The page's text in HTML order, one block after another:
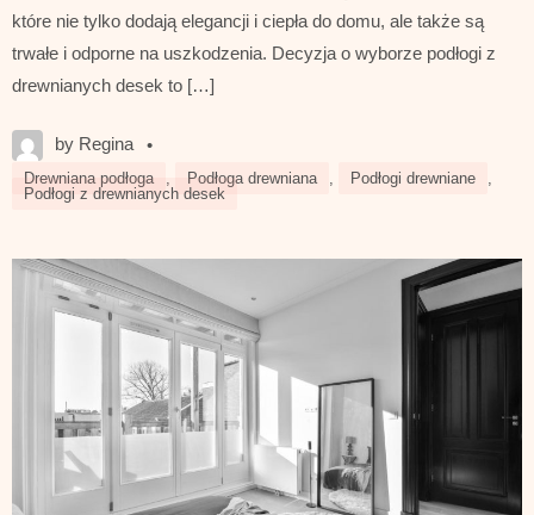
które nie tylko dodają elegancji i ciepła do domu, ale także są
trwałe i odporne na uszkodzenia. Decyzja o wyborze podłogi z
drewnianych desek to […]
by Regina •
Drewniana podłoga Podłoga drewniana Podłogi drewniane
Podłogi z drewnianych desek